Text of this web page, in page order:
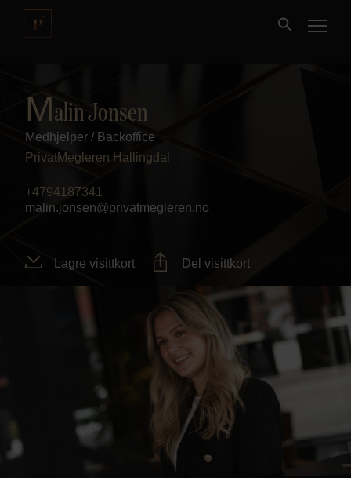
Kjøpe
Selge
Nybygg
Fritidseiendom
Kontor og megler
Digital boligannonsering
Styling og klargjøring
Malin Jonsen
Medhjelper / Backoffice
PrivatMegleren Hallingdal
+4794187341
malin.jonsen@privatmegleren.no
Lagre visittkort Del visittkort